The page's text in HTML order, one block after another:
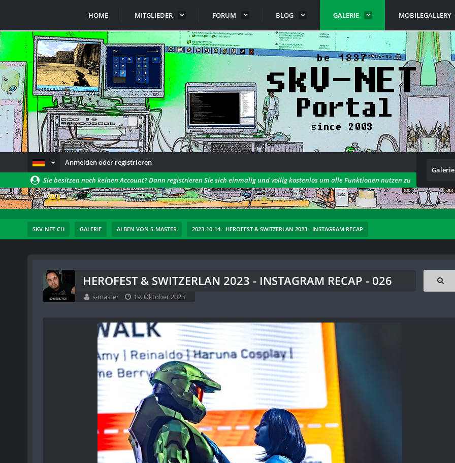
HOME MITGLIEDER FORUM BLOG GALERIE MOBILEGALLERY
Anmelden oder registrieren
Galerie
Sie besitzen noch keinen Account? Dann registrieren Sie sich einmalig und völlig kostenlos um alle Funktionen nutzen zu
können!
SKV-NET.CH GALERIE ALBEN VON S-MASTER 2023-10-14 - HEROFEST & SWITZERLAN 2023 - INSTAGRAM RECAP
HEROFEST & SWITZERLAN 2023 - INSTAGRAM RECAP - 026
s-master 19. Oktober 2023